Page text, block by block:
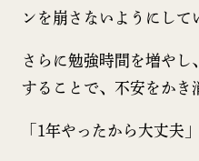
ンを崩さないようにして
さらに勉強時間を増やし
することで、不安をかき
「1年やったから大丈夫